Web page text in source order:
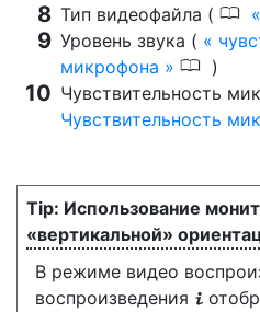
Тип видеофайла ( 0
Уровень звука (
микрофона
0 )
Чувствительность
Чувствительность
Использование
«вертикальной»
В режиме видео
воспроизведения i